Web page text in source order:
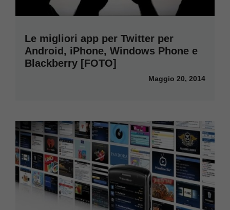
Le migliori app per Twitter per
Android, iPhone, Windows Phone e
Blackberry [FOTO]
Maggio 20, 2014